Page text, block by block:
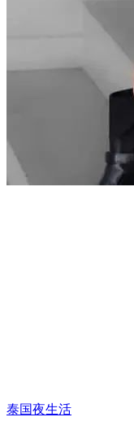
泰国夜生活